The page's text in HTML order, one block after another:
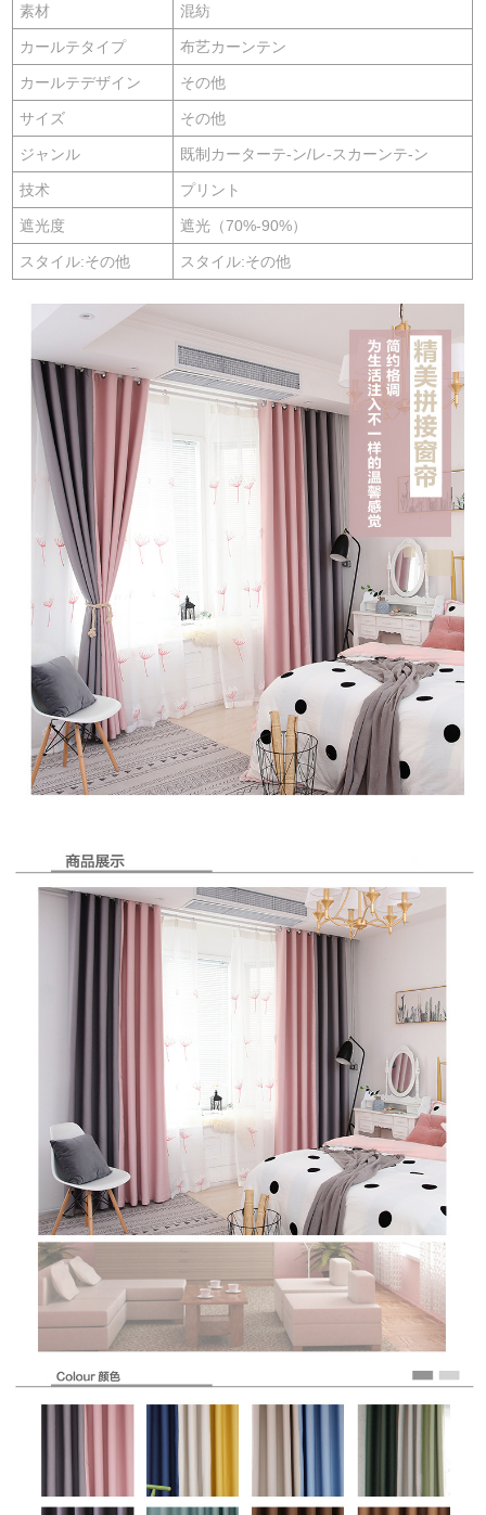
素材 混紡
カールテタイプ 布艺カーンテン
カールテデザイン その他
サイズ その他
ジャンル 既制カーターテ-ン/レ-スカーンテ-ン
技术 プリント
遮光度 遮光（70%-90%）
スタイル:その他 スタイル:その他